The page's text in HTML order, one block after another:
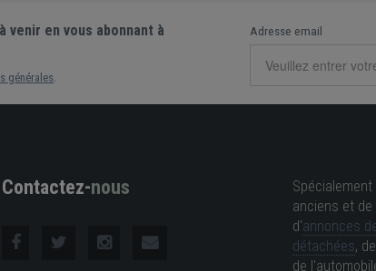
venir en vous abonnant à
générales
Adresse email
Contactez-nous
anciens et
d'annonces
détachées,
de